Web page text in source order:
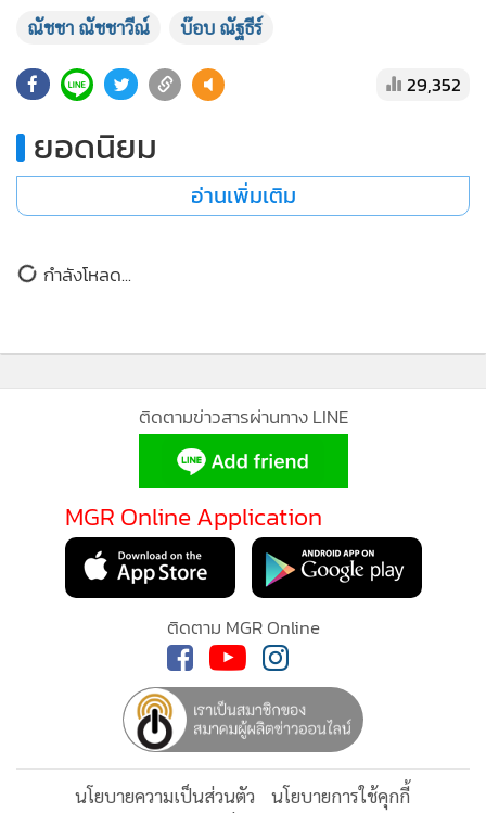
แสดงเพิ่มเติม
ณัชชา ณัชชาวีณ์
29,352
ยอดนิยม
ติดตามข่าวสารผ่านทาง LINE
MGR Online Application
ติดตาม MGR Online